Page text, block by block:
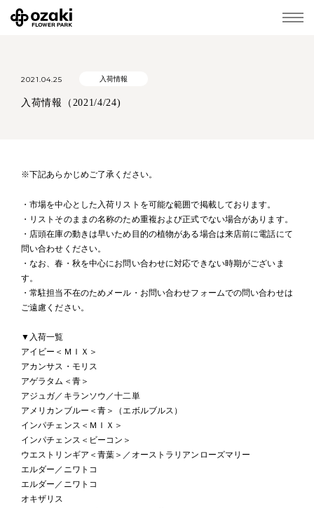
2021.04.25 入荷情報
入荷情報（2021/4/24)
※下記あらかじめご了承ください。
・市場を中心とした入荷リストを可能な範囲で掲載しております。
・リストそのままの名称のため重複および正式でない場合があります。
・店頭在庫の動きは早いため目的の植物がある場合は来店前に電話にて
問い合わせください。
・なお、春・秋を中心にお問い合わせに対応できない時期がございま
す。
・常駐担当不在のためメール・お問い合わせフォームでの問い合わせは
ご遠慮ください。
▼入荷一覧
アイビー＜ＭＩＸ＞
アカンサス・モリス
アゲラタム＜青＞
アジュガ／キランソウ／十二単
アメリカンブルー＜青＞（エボルブルス）
インパチェンス＜ＭＩＸ＞
インパチェンス＜ビーコン＞
ウエストリンギア＜青葉＞／オーストラリアンローズマリー
エルダー／ニワトコ
エルダー／ニワトコ
オキザリス